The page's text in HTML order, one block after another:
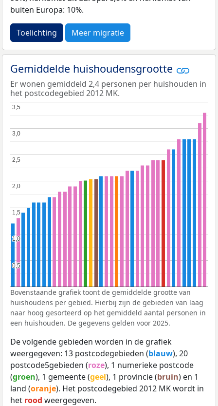
buiten Europa: 10%.
Toelichting Meer migratie
Gemiddelde huishoudensgrootte
Er wonen gemiddeld 2,4 personen per huishouden in
het postcodegebied 2012 MK.
0,5
0,5
1,0
1,0
1,5
1,5
2,0
2,0
2,5
2,5
3,0
3,0
3,5
3,5
Bovenstaande grafiek toont de gemiddelde grootte van
huishoudens per gebied. Hierbij zijn de gebieden van laag
naar hoog gesorteerd op het gemiddeld aantal personen in
een huishouden. De gegevens gelden voor 2025.
De volgende gebieden worden in de grafiek
weergegeven: 13 postcodegebieden (blauw), 20
postcode5gebieden (roze), 1 numerieke postcode
(groen), 1 gemeente (geel), 1 provincie (bruin) en 1
land (oranje). Het postcodegebied 2012 MK wordt in
het rood weergegeven.